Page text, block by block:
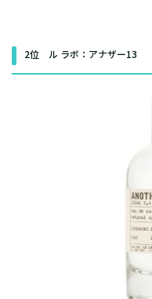
2位 ル ラボ：アナザー13